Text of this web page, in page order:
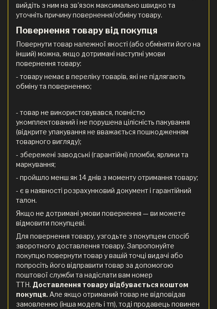
вийдіть з ним на зв'язок максимально швидко та
уточніть причину повернення/обміну товару.
Повернення товару від покупця
Повернути товар належної якості (або обміняти його на
інший) можна, якщо дотримані наступні умови
повернення товару:
- товару немає в переліку товарів, які не підлягають
обміну та поверненню;
- товар не використовувався, повністю
укомплектований і не порушена цілісність пакування
(відкрите упакування не вважається пошкодженням
товарного вигляду);
- збережені заводські (гарантійні) пломби, ярлики та
маркування;
- пройшло менш як 14 днів з моменту отримання товару;
- є в наявності розрахунковий документ і гарантійний
талон.
Якщо не дотримані умови повернення — ви можете
відмовити покупцеві.
Для повернення товару, узгодьте з покупцем спосіб
зворотного доставлення товару. Запропонуйте
покупцю повернути товар у вашій точці видачі або
попросіть його відправити товар за допомогою
поштової служби та надіслати вам номер
ТТН. Доставлення товару відбувається коштом
покупця. Але якщо отриманий товар не відповідав
замовленню (інша модель і тп), тоді продавець повинен